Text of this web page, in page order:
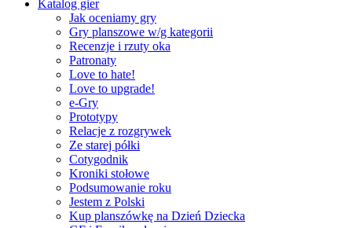
Katalog gier
Jak oceniamy gry
Gry planszowe w/g kategorii
Recenzje i rzuty oka
Patronaty
Love to hate!
Love to upgrade!
e-Gry
Prototypy
Relacje z rozgrywek
Ze starej półki
Cotygodnik
Kroniki stołowe
Podsumowanie roku
Jestem z Polski
Kup planszówkę na Dzień Dziecka